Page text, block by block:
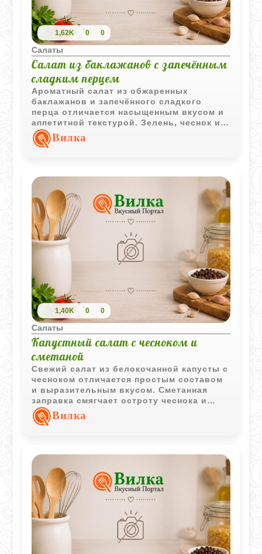
1,62K 0 0
Салаты
Салат из баклажанов с запечённым
сладким перцем
Ароматный салат из обжаренных
баклажанов и запечённого сладкого
перца отличается насыщенным вкусом и
аппетитной текстурой. Зелень, чеснок и
сыр удачно дополняют овощи, делая
блюдо ярким и выразительным.
Вилка
1,40K 0 0
Салаты
Капустный салат с чесноком и
сметаной
Свежий салат из белокочанной капусты с
чесноком отличается простым составом
и выразительным вкусом. Сметанная
заправка смягчает остроту чеснока и
делает блюдо более гармоничным.
Вилка